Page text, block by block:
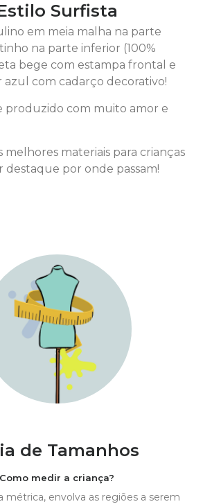
Surfista
em meia malha na parte
na parte inferior (100%
bege com estampa frontal e
azul com cadarço decorativo!
produzido com muito amor e
melhores materiais para crianças
destaque por onde passam!
de Tamanhos
Como medir a criança?
métrica, envolva as regiões a serem